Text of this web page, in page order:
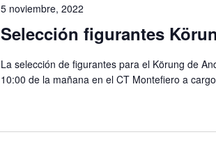
5 noviembre, 2022
Selección figurantes
La selección de figurantes para el Körung de
10:00 de la mañana en el CT Montefiero a